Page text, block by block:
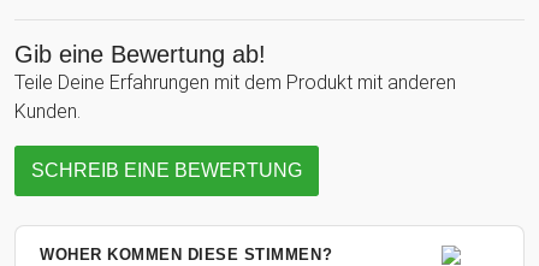
Gib eine Bewertung ab!
Teile Deine Erfahrungen mit dem Produkt mit anderen
Kunden.
SCHREIB EINE BEWERTUNG
WOHER KOMMEN DIESE STIMMEN?